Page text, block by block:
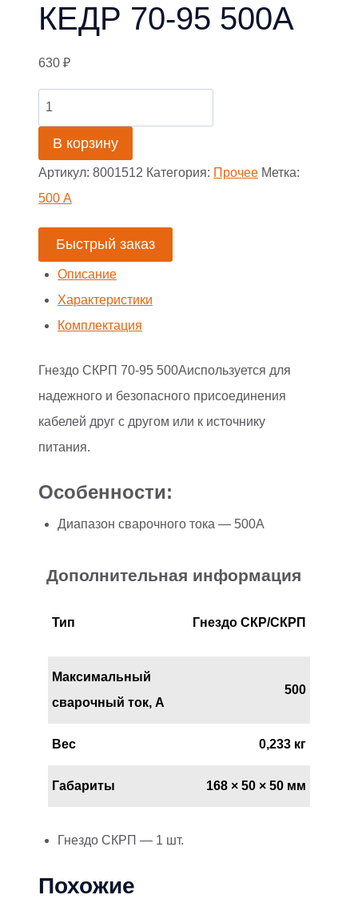
КЕДР 70-95 500А
630 ₽
Количество
товара
Гнездо
СКРП
КЕДР
70-
500А
В корзину
Артикул: 8001512 Категория: Прочее Метка:
500 А
Быстрый заказ
Описание
Характеристики
Комплектация
Гнездо СКРП 70-95 500Аиспользуется для
надежного и безопасного присоединения
кабелей друг с другом или к источнику
питания.
Особенности:
Диапазон сварочного тока — 500А
Дополнительная информация
Тип Гнездо СКР/СКРП
Максимальный
сварочный ток, А
500
Вес 0,233 кг
Габариты 168 × 50 × 50 мм
Гнездо СКРП — 1 шт.
Похожие